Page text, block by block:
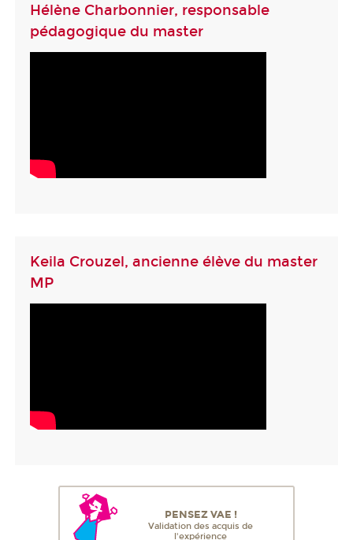
Hélène Charbonnier, responsable
pédagogique du master
Keila Crouzel, ancienne élève du master
MP
PENSEZ VAE !
Validation des acquis de
l'expérience